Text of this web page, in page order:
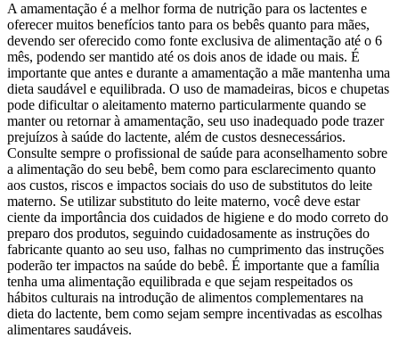
A amamentação é a melhor forma de nutrição para os lactentes e
oferecer muitos benefícios tanto para os bebês quanto para mães,
devendo ser oferecido como fonte exclusiva de alimentação até o 6
mês, podendo ser mantido até os dois anos de idade ou mais. É
importante que antes e durante a amamentação a mãe mantenha uma
dieta saudável e equilibrada. O uso de mamadeiras, bicos e chupetas
pode dificultar o aleitamento materno particularmente quando se
manter ou retornar à amamentação, seu uso inadequado pode trazer
prejuízos à saúde do lactente, além de custos desnecessários.
Consulte sempre o profissional de saúde para aconselhamento sobre
a alimentação do seu bebê, bem como para esclarecimento quanto
aos custos, riscos e impactos sociais do uso de substitutos do leite
materno. Se utilizar substituto do leite materno, você deve estar
ciente da importância dos cuidados de higiene e do modo correto do
preparo dos produtos, seguindo cuidadosamente as instruções do
fabricante quanto ao seu uso, falhas no cumprimento das instruções
poderão ter impactos na saúde do bebê. É importante que a família
tenha uma alimentação equilibrada e que sejam respeitados os
hábitos culturais na introdução de alimentos complementares na
dieta do lactente, bem como sejam sempre incentivadas as escolhas
alimentares saudáveis.